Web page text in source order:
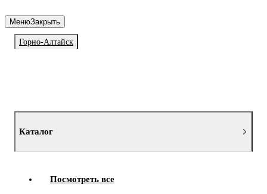
Горно-Алтайск
МенюЗакрыть
Каталог
Посмотреть все